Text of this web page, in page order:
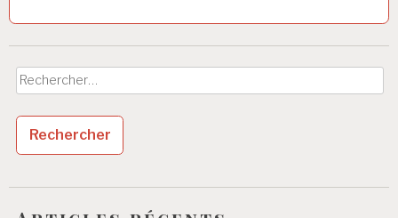
t
i
o
n
e
l
Rechercher :